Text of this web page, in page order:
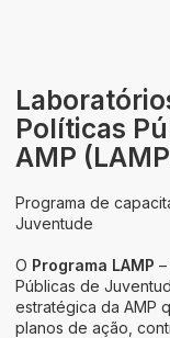
Políticas
AMP
Programa de
Juventude
O Programa LAMP
Públicas de
estratégica da AMP
planos de ação,